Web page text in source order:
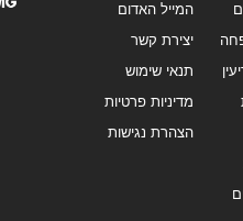
המייל האדום
יצירת קשר
תנאי שימוש
מדיניות פרטיות
הצהרת נגישות